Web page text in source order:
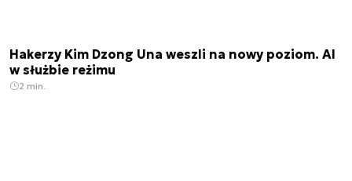
Hakerzy Kim Dzong Una weszli na nowy poziom. AI
w służbie reżimu
2 min.